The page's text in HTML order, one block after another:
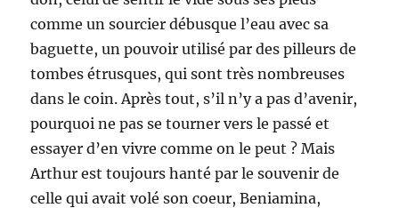
comme un sourcier débusque l’eau avec sa
baguette, un pouvoir utilisé par des pilleurs de
tombes étrusques, qui sont très nombreuses
dans le coin. Après tout, s’il n’y a pas d’avenir,
pourquoi ne pas se tourner vers le passé et
essayer d’en vivre comme on le peut ? Mais
Arthur est toujours hanté par le souvenir de
celle qui avait volé son coeur, Beniamina,